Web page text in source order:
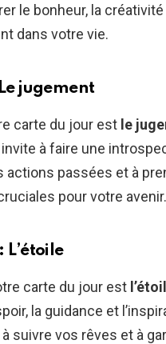
le bonheur, la créativité
dans votre vie.
jugement
carte du jour est le
à faire une
actions passées et à
pour votre avenir.
L’étoile
carte du jour est
la guidance et
suivre vos rêves et à